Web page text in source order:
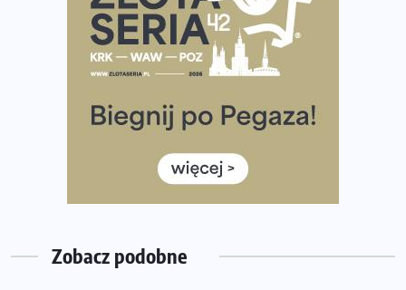
Ponad 12 tysięcy uczestników pobiegło dla Bohaterów!
Tętno vs tempo – czym kierować się w bieganiu?
Co ma dużo białka? Produkty, które warto włączyć do
Rozbiegany Olsztyn szykuje się na weekend z
Już w tę sobotę 35. Bieg Powstania Warszawskiego.
Wystartuje rekordowa liczba uczestników
Zobacz podobne